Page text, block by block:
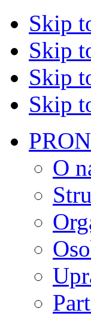
Skip
Skip
Skip
Skip
O